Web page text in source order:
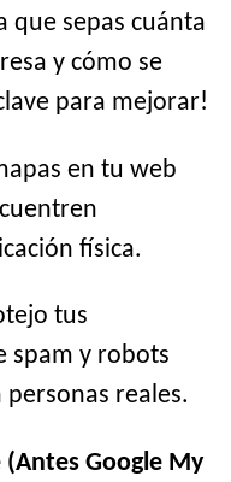
que sepas cuánta
y cómo se
para mejorar!
en tu web
física.
tus
spam y robots
reales.
(Antes Google My